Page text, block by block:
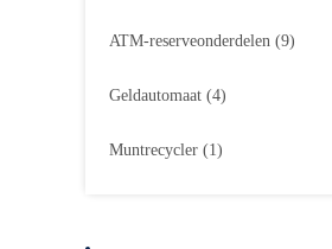
ATM-reserveonderdelen (9)
Geldautomaat (4)
Muntrecycler (1)